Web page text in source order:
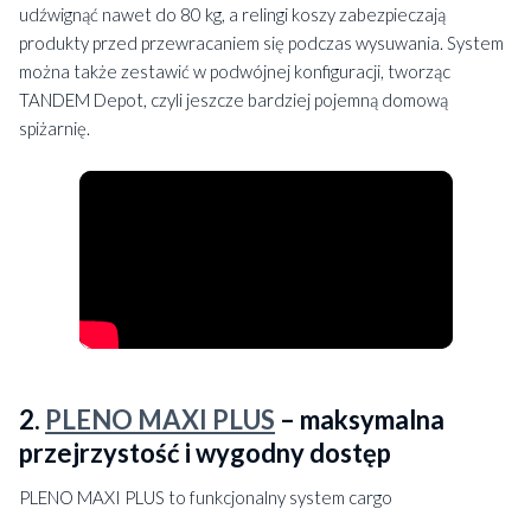
udźwignąć nawet do 80 kg, a relingi koszy zabezpieczają
produkty przed przewracaniem się podczas wysuwania. System
można także zestawić w podwójnej konfiguracji, tworząc
TANDEM Depot, czyli jeszcze bardziej pojemną domową
spiżarnię.
2. PLENO MAXI PLUS – maksymalna
przejrzystość i wygodny dostęp
PLENO MAXI PLUS to funkcjonalny system cargo